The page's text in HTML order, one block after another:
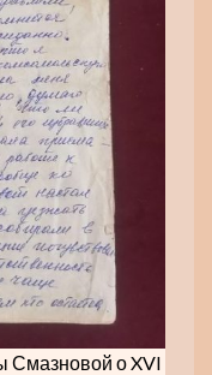
Смазновой о XVI